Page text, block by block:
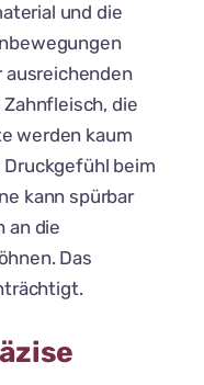
und die
ausreichenden
Zahnfleisch, die
werden kaum
beim
kann spürbar
an die
Das